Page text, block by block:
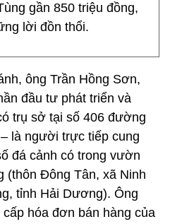
gần 850 triệu đồng,
lời đồn thổi.
ông Trần Hồng Sơn,
đầu tư phát triển và
trụ sở tại số 406 đường
là người trực tiếp cung
đá cảnh có trong vườn
(thôn Đông Tân, xã Ninh
tỉnh Hải Dương). Ông
hóa đơn bán hàng của